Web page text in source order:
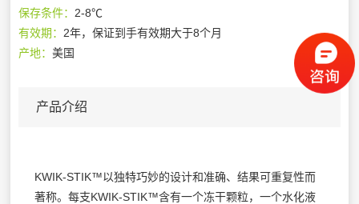
保存条件： 2-8℃
有效期： 2年，保证到手有效期大于8个月
产地：美国
产品介绍
KWIK-STIK™以独特巧妙的设计和准确、结果可重复性而
著称。每支KWIK-STIK™含有一个冻干颗粒，一个水化液